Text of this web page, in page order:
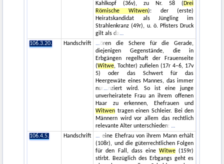
Kahlkopf (36v), zu Nr. 58 ( Drei
Römische Witwen): der (erste)
Heiratskandidat als Jüngling im
Strahlenkranz (49r), u. ö. Pfisters Druck
gilt als da
106.3.20.
Handschrift
ören die Schere für die Gerade,
diejenigen Gegenstände, die in
Erbgängen regelhaft der Frauenseite
(Witwe, Tochter) zufielen (17r 4–6, 17v
5) oder das Schwert für das
Heergewäte eines Mannes, das immer
nur
nziert wird. So ist eine junge
unverheiratete Frau an ihrem offenen
Haar zu erkennen, Ehefrauen und
Witwen tragen einen Schleier. Bei den
Männern wird vor allem das rechtlich
relevante Alter unterschieden:
106.4.5.
Handschrift
eine Ehefrau von ihrem Mann erhält
(108r), und die güterrechtlichen Folgen
für den Fall, dass eineWitwe (159r)
stirbt. Bezüglich des Erbgangs geht es